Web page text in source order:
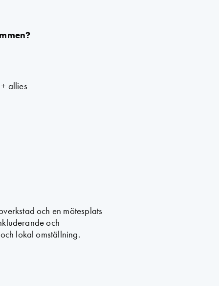
allies
och en mötesplats
och
lokal omställning.